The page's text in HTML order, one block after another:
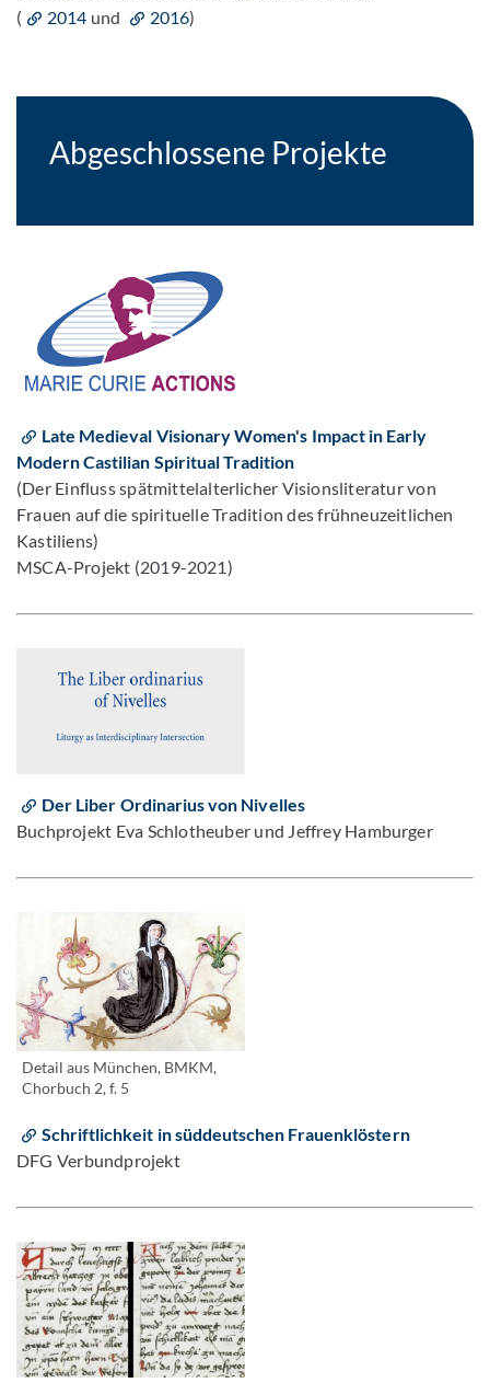
(
2014 und 2016)
Abgeschlossene Projekte
Late Medieval Visionary Women's Impact in Early
Modern Castilian Spiritual Tradition
(Der Einfluss spätmittelalterlicher Visionsliteratur von
Frauen auf die spirituelle Tradition des frühneuzeitlichen
Kastiliens)
MSCA-Projekt (2019-2021)
Der Liber Ordinarius von Nivelles
Buchprojekt Eva Schlotheuber und Jeffrey Hamburger
Detail aus München, BMKM,
Chorbuch 2, f. 5
Schriftlichkeit in süddeutschen Frauenklöstern
DFG Verbundprojekt